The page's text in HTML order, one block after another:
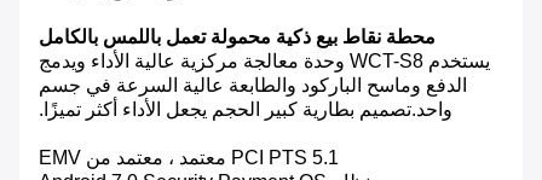
محطة نقاط بيع ذكية محمولة تعمل باللمس بالكامل
يستخدم WCT-S8 وحدة معالجة مركزية عالية الأداء ويدمج
الدفع وماسح الباركود والطابعة عالية السرعة في جسم
واحد.تصميم بطارية كبير الحجم يجعل الأداء أكثر تميزًا.
PCI PTS 5.1 معتمد ، معتمد من EMV